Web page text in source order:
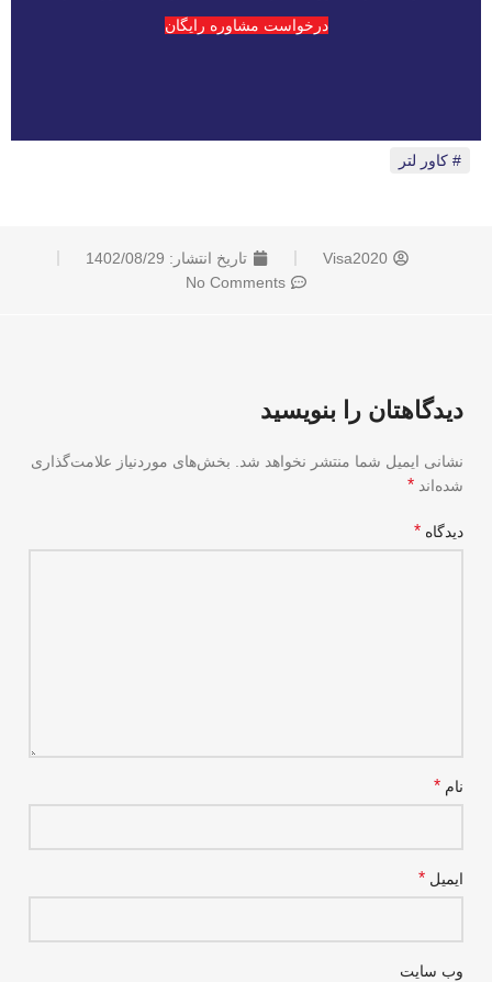
درخواست مشاوره رایگان
کاور لتر
Visa2020 تاریخ انتشار: 1402/08/29
No Comments
دیدگاهتان را بنویسید
نشانی ایمیل شما منتشر نخواهد شد.
بخش‌های موردنیاز علامت‌گذاری
شده‌اند *
دیدگاه *
نام *
ایمیل *
وب‌ سایت